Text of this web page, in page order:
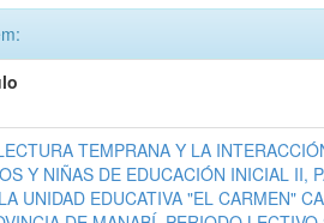
TEMPRANA Y LA
Y NIÑAS DE EDUCACIÓN INICIAL II,
UNIDAD EDUCATIVA "EL CARMEN"